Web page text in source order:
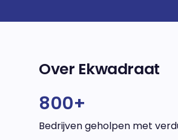
Over Ekwadraat
800+
Bedrijven geholpen met